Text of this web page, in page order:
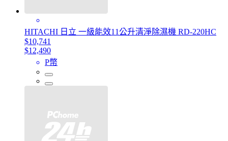
HITACHI 日立 一級能效11公升清淨除濕機 RD-220HC
$10,741
$12,490
P幣